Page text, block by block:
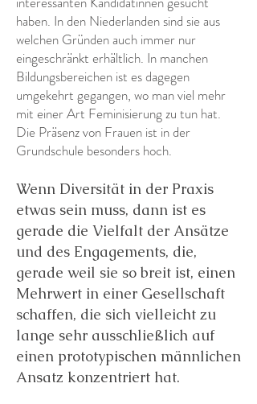
haben. In den Niederlanden sind sie aus
welchen Gründen auch immer nur
eingeschränkt erhältlich. In manchen
Bildungsbereichen ist es dagegen
umgekehrt gegangen, wo man viel mehr
mit einer Art Feminisierung zu tun hat.
Die Präsenz von Frauen ist in der
Grundschule besonders hoch.
Wenn Diversität in der Praxis
etwas sein muss, dann ist es
gerade die Vielfalt der Ansätze
und des Engagements, die,
gerade weil sie so breit ist, einen
Mehrwert in einer Gesellschaft
schaffen, die sich vielleicht zu
lange sehr ausschließlich auf
einen prototypischen männlichen
Ansatz konzentriert hat.